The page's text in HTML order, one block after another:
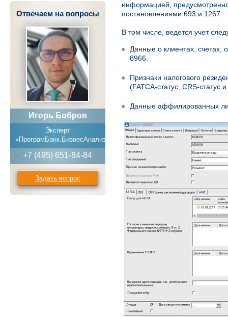
Отвечаем на вопросы
Игорь Бобров
Эксперт
«ПрограмБанк.БизнесАнализ»
+7 (495) 651-84-84
Задать вопрос
информацией,
постановлениями 693 и 1267.
В том числе, ведется учет
Данные о клиентах, счетах,
8966.
Признаки налогового
(FATCA-статус, CRS-статус
Данные аффилированных